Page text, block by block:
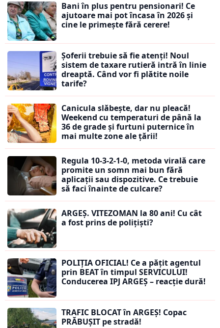
Bani în plus pentru pensionari! Ce
ajutoare mai pot încasa în 2026 și
cine le primește fără cerere!
Șoferii trebuie să fie atenți! Noul
sistem de taxare rutieră intră în linie
dreaptă. Când vor fi plătite noile
tarife?
Canicula slăbește, dar nu pleacă!
Weekend cu temperaturi de până la
36 de grade și furtuni puternice în
mai multe zone ale țării!
Regula 10-3-2-1-0, metoda virală care
promite un somn mai bun fără
aplicații sau dispozitive. Ce trebuie
să faci înainte de culcare?
ARGEȘ. VITEZOMAN la 80 ani! Cu cât
a fost prins de polițiști?
POLIȚIA OFICIAL! Ce a pățit agentul
prin BEAT în timpul SERVICULUI!
Conducerea IPJ ARGEȘ – reacție dură!
TRAFIC BLOCAT în ARGEȘ! Copac
PRĂBUȘIT pe stradă!